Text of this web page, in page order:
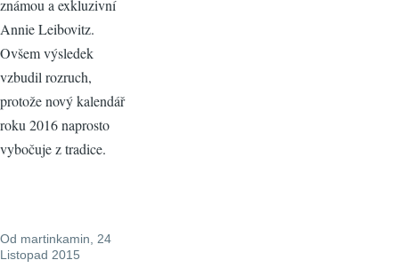
známou a exkluzivní
Annie Leibovitz.
Ovšem výsledek
vzbudil rozruch,
protože nový kalendář
roku 2016 naprosto
vybočuje z tradice.
Od martinkamin , 24
Listopad 2015